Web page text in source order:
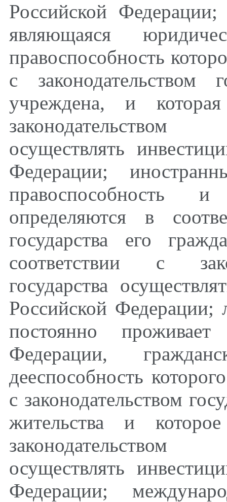
Российской Федерации;
являющаяся
правоспособность
с законодательством
учреждена, и
законодательством
осуществлять
Федерации;
правоспособность и
определяются в
государства его
соответствии с
государства
Российской Федерации;
постоянно
Федерации,
дееспособность
с законодательством
жительства и
законодательством
осуществлять
Федерации;